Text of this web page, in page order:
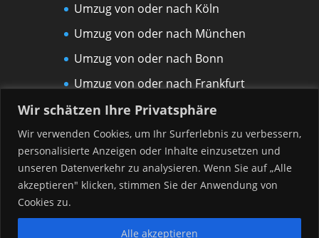
Wir schätzen Ihre Privatsphäre
Wir verwenden Cookies, um Ihr Surferlebnis zu verbessern,
personalisierte Anzeigen oder Inhalte einzusetzen und
unseren Datenverkehr zu analysieren. Wenn Sie auf „Alle
akzeptieren" klicken, stimmen Sie der Anwendung von
Cookies zu.
Alle akzeptieren
Umzug von oder nach Köln
Umzug von oder nach München
Umzug von oder nach Bonn
Umzug von oder nach Frankfurt
am Main
Umzug von oder nach Leipzig
Umzug von oder nach Rostock
Umzug von oder nach Düsseldorf